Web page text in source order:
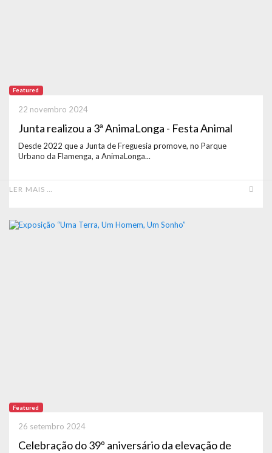
Featured
Junta realizou a 3ª AnimaLonga - Festa Animal
22 novembro 2024
Desde 2022 que a Junta de Freguesia promove, no Parque
Urbano da Flamenga, a AnimaLonga...
LER MAIS …
Featured
Celebração do 39º aniversário da elevação de
26 setembro 2024